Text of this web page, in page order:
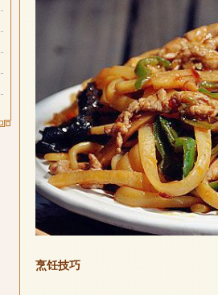
烹饪技巧